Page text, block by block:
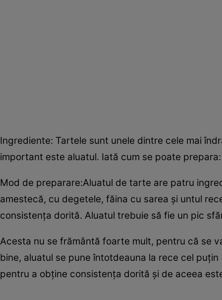
Ingrediente: Tartele sunt unele dintre cele mai
important este aluatul. Iată cum se poate prepara:
Mod de preparare:Aluatul de tarte are patru
amestecă, cu degetele, făina cu sarea şi untul
consistenţa dorită. Aluatul trebuie să fie un pic
Acesta nu se frământă foarte mult, pentru că se
bine, aluatul se pune întotdeauna la rece cel
pentru a obţine consistenţa dorită şi de aceea